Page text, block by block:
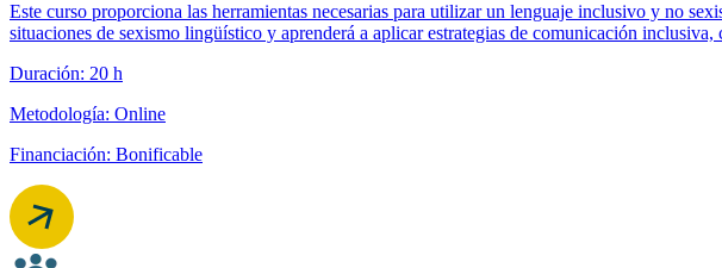
Este curso proporciona las herramientas necesarias para utilizar un lenguaje inclusivo y no
situaciones de sexismo lingüístico y aprenderá a aplicar estrategias de comunicación
Duración: 20 h
Metodología: Online
Financiación: Bonificable